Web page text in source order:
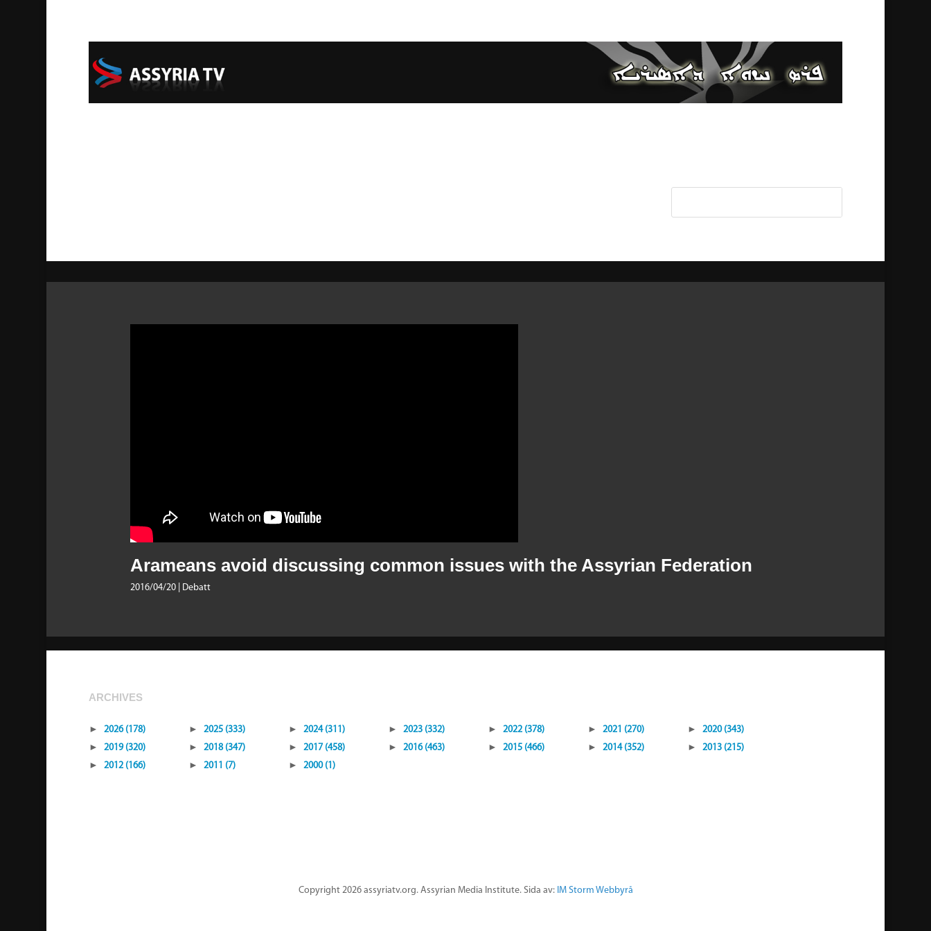
Arameans avoid discussing common issues with the Assyrian Federation
2016/04/20 | Debatt
ARCHIVES
► 2026 (178) ► 2025 (333) ► 2024 (311) ► 2023 (332) ► 2022 (378) ► 2021 (270) ►
2020 (343)
►
2019 (320) ► 2018 (347) ► 2017 (458) ► 2016 (463) ► 2015 (466) ► 2014 (352) ►
2013 (215)
►
2012 (166) ► 2011 (7) ► 2000 (1)
Copyright 2026 assyriatv.org. Assyrian Media Institute. Sida av: IM Storm Webbyrå